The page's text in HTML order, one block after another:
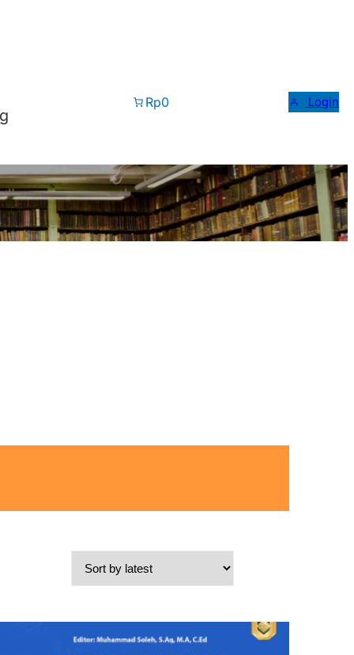
Rp0 Login